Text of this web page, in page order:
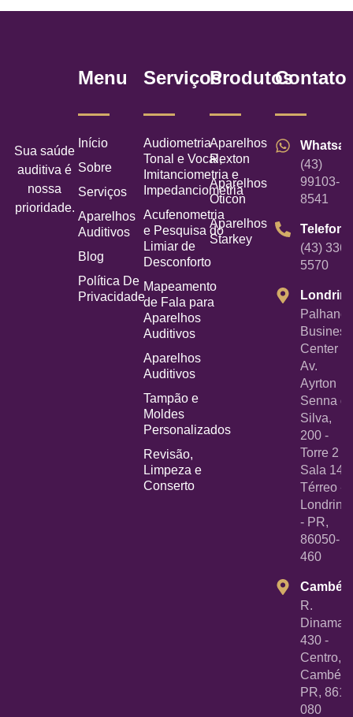
Sua saúde
auditiva é
nossa
prioridade.
Menu
Início
Sobre
Serviços
Aparelhos
Auditivos
Blog
Política De
Privacidade
Serviços
Audiometria
Tonal e Vocal,
Imitanciometria e
Impedanciometria
Acufenometria
e Pesquisa do
Limiar de
Desconforto
Mapeamento
de Fala para
Aparelhos
Auditivos
Aparelhos
Auditivos
Tampão e
Moldes
Personalizados
Revisão,
Limpeza e
Conserto
Produtos
Aparelhos
Rexton
Aparelhos
Oticon
Aparelhos
Starkey
Contato
(43)
99103-
8541
Telefone
(43)
5570
Palhano
Business
Center -
Av.
Ayrton
Senna
Silva,
200 -
Torre 2 -
Sala 14
Térreo -
Londrina
- PR,
86050-
460
Cambé
R.
430 -
Centro,
Cambé -
PR,
080